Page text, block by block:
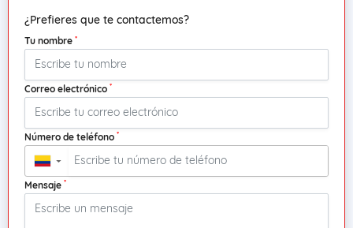
¿Prefieres que te contactemos?
Tu nombre *
Correo electrónico *
Número de teléfono *
▼
Mensaje *